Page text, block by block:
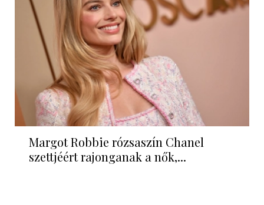
Margot Robbie rózsaszín Chanel
szettjéért rajonganak a nők,...